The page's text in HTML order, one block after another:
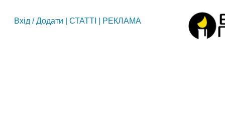
Вхід /Додати СТАТТІ РЕКЛАМА